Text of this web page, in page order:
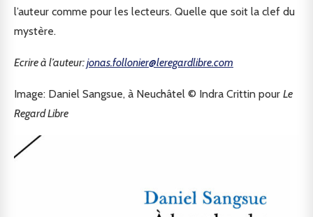
l’auteur comme pour les lecteurs. Quelle que soit la clef du
mystère.
Ecrire à l’auteur:jonas.follonier@leregardlibre.com
Image: Daniel Sangsue, à Neuchâtel © Indra Crittin pour Le
Regard Libre